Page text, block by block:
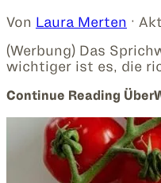
Von Laura Merten ·
(Werbung) Das
wichtiger ist es, die
Continue Reading